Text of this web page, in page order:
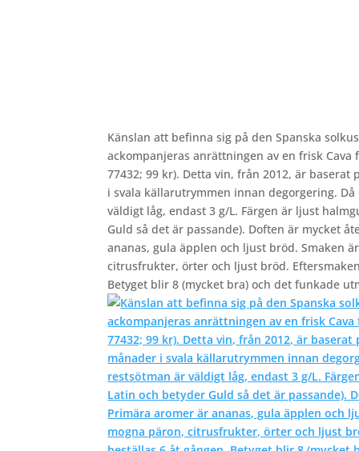
Känslan att befinna sig på den Spanska
ackompanjeras anrättningen av en frisk
77432; 99 kr). Detta vin, från 2012, är baserat
i svala källarutrymmen innan degorgering.
väldigt låg, endast 3 g/L. Färgen är ljust
Guld så det är passande). Doften är mycket
ananas, gula äpplen och ljust bröd. Smaken
citrusfrukter, örter och ljust bröd.
Betyget blir 8 (mycket bra) och det funkade